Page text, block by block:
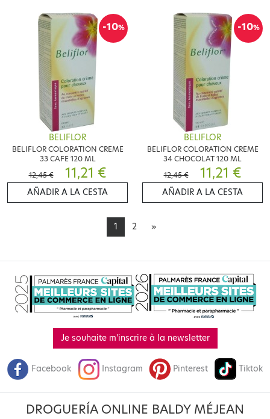
-10%
BELIFLOR
BELIFLOR COLORATION CREME
33 CAFE 120 ML
12,45 €
11,21 €
AÑADIR A LA CESTA
-10%
BELIFLOR
BELIFLOR COLORATION CREME
34 CHOCOLAT 120 ML
12,45 €
11,21 €
AÑADIR A LA CESTA
1 2 »
Je souhaite m'inscrire à la newsletter
Facebook Instagram Pinterest Tiktok
DROGUERÍA ONLINE BALDY MÉJEAN